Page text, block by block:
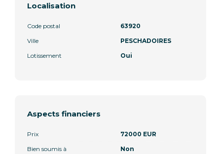
Localisation
Code postal
63920
Ville
PESCHADOIRES
Lotissement
Oui
Aspects financiers
Prix
72000 EUR
Bien soumis à
Non